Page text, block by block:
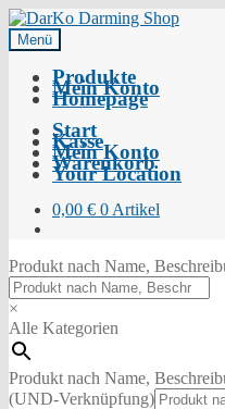
Menü
Produkte
Mein Konto
Homepage
Start
Kasse
Mein Konto
Warenkorb
Your Location
0,00 € 0 Artikel
Produkt nach Name,
×
Alle Kategorien
Produkt nach Name,
(UND-Verknüpfung)